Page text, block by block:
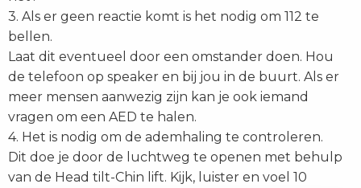
3. Als er geen reactie komt is het nodig om 112 te
bellen.
Laat dit eventueel door een omstander doen. Hou
de telefoon op speaker en bij jou in de buurt. Als er
meer mensen aanwezig zijn kan je ook iemand
vragen om een AED te halen.
4. Het is nodig om de ademhaling te controleren.
Dit doe je door de luchtweg te openen met behulp
van de Head tilt-Chin lift. Kijk, luister en voel 10